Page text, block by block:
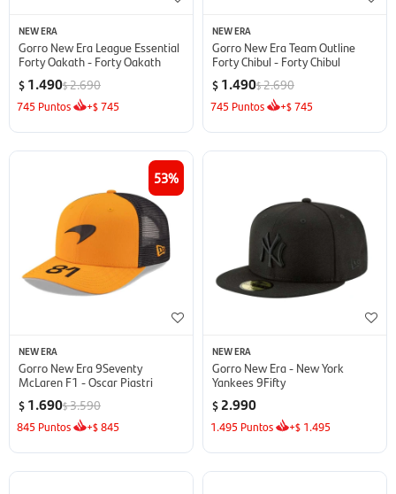
NEW ERA
Gorro New Era League Essential
Forty Oakath - Forty Oakath
$ 1.490$2.690
745 Puntos +$745
NEW ERA
Gorro New Era Team Outline
Forty Chibul - Forty Chibul
$ 1.490$2.690
745 Puntos +$745
53
NEW ERA
Gorro New Era 9Seventy
McLaren F1 - Oscar Piastri
$ 1.690$3.590
845 Puntos +$845
NEW ERA
Gorro New Era - New York
Yankees 9Fifty
$ 2.990
1.495 Puntos +$ 1.495